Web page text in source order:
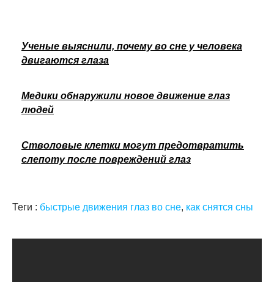
Ученые выяснили, почему во сне у человека
двигаются глаза
Медики обнаружили новое движение глаз
людей
Стволовые клетки могут предотвратить
слепоту после повреждений глаз
Теги : быстрые движения глаз во сне, как снятся сны